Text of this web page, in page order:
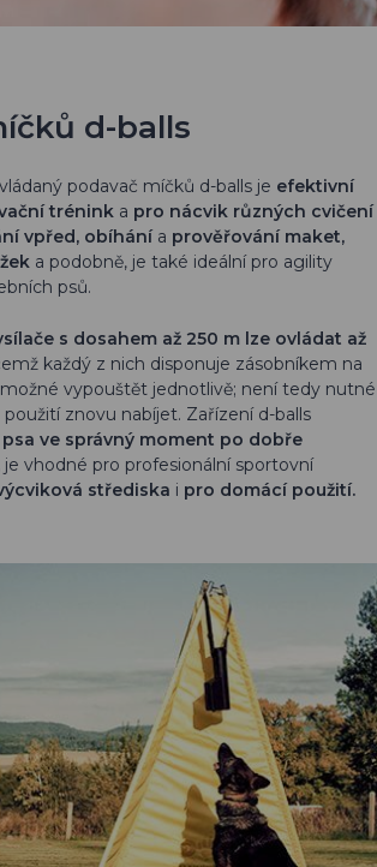
d-balls
podavač míčků d-balls je efektivní
trénink a pro nácvik různých cvičení
vpřed, obíhání a prověřování maket,
a podobně, je také ideální pro agility
psů.
s dosahem až 250 m lze ovládat až
každý z nich disponuje zásobníkem na
vypouštět jednotlivě; není tedy nutné
znovu nabíjet. Zařízení d-balls
ve správný moment po dobře
je vhodné pro profesionální sportovní
střediska i pro domácí použití.